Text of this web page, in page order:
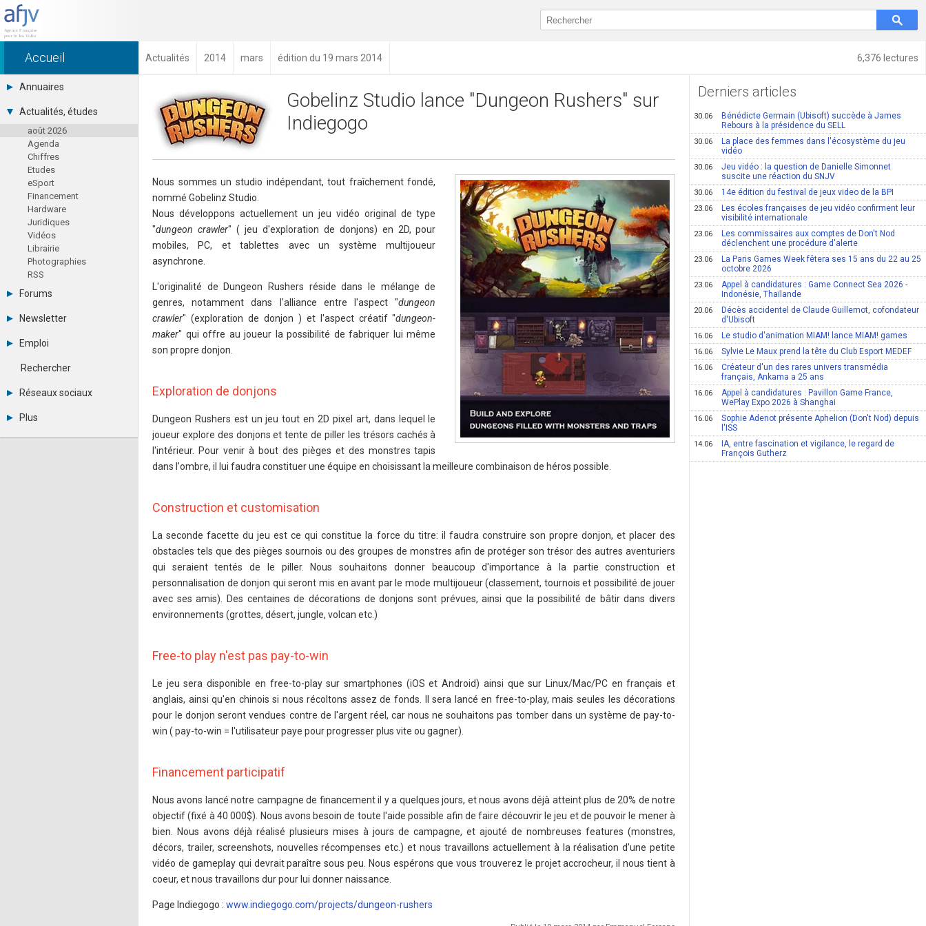
6,376 lectures
Accueil Actualités 2014 mars édition du 19 mars 2014
Annuaires
Toutes les sociétés (691)
Studios (418)
Editeurs (49)
Distributeurs (16)
Hard. / Accessoires (10)
Middlewares (15)
Prestataires (99)
Assoc. / Syndicats (21)
Formations / Ecoles (46)
Presse spécialisée (17)
Actualités, études
août 2026
Agenda
Chiffres
Etudes
eSport
Financement
Hardware
Juridiques
Vidéos
Librairie
Photographies
RSS
Forums
Tous les forums
Se connecter
Messages privés
Contacter un modérateur
Newsletter
Archives
Abonnement
Emploi
Consulter les annonces
Observatoire de l'emploi
Rechercher
Réseaux sociaux
LinkedIn
Plus
Annonceurs
Gobelinz Studio lance "Dungeon Rushers" sur
Indiegogo
Nous sommes un studio indépendant, tout fraîchement fondé,
nommé Gobelinz Studio.
Nous développons actuellement un jeu vidéo original de type
"dungeon crawler" ( jeu d'exploration de donjons) en 2D, pour
mobiles, PC, et tablettes avec un système multijoueur
asynchrone.
L'originalité de Dungeon Rushers réside dans le mélange de
genres, notamment dans l'alliance entre l'aspect "dungeon
crawler" (exploration de donjon ) et l'aspect créatif "dungeon-
maker" qui offre au joueur la possibilité de fabriquer lui même
son propre donjon.
Exploration de donjons
Dungeon Rushers est un jeu tout en 2D pixel art, dans lequel le
joueur explore des donjons et tente de piller les trésors cachés à
l'intérieur. Pour venir à bout des pièges et des monstres tapis
dans l'ombre, il lui faudra constituer une équipe en choisissant la meilleure combinaison de héros possible.
Construction et customisation
La seconde facette du jeu est ce qui constitue la force du titre: il faudra construire son propre donjon, et placer des
obstacles tels que des pièges sournois ou des groupes de monstres afin de protéger son trésor des autres aventuriers
qui seraient tentés de le piller. Nous souhaitons donner beaucoup d'importance à la partie construction et
personnalisation de donjon qui seront mis en avant par le mode multijoueur (classement, tournois et possibilité de jouer
avec ses amis). Des centaines de décorations de donjons sont prévues, ainsi que la possibilité de bâtir dans divers
environnements (grottes, désert, jungle, volcan etc.)
Free-to play n'est pas pay-to-win
Le jeu sera disponible en free-to-play sur smartphones (iOS et Android) ainsi que sur Linux/Mac/PC en français et
anglais, ainsi qu'en chinois si nous récoltons assez de fonds. Il sera lancé en free-to-play, mais seules les décorations
pour le donjon seront vendues contre de l'argent réel, car nous ne souhaitons pas tomber dans un système de pay-to-
win ( pay-to-win = l'utilisateur paye pour progresser plus vite ou gagner).
Financement participatif
Nous avons lancé notre campagne de financement il y a quelques jours, et nous avons déjà atteint plus de 20% de notre
objectif (fixé à 40 000$). Nous avons besoin de toute l'aide possible afin de faire découvrir le jeu et de pouvoir le mener à
bien. Nous avons déjà réalisé plusieurs mises à jours de campagne, et ajouté de nombreuses features (monstres,
décors, trailer, screenshots, nouvelles récompenses etc.) et nous travaillons actuellement à la réalisation d'une petite
vidéo de gameplay qui devrait paraître sous peu. Nous espérons que vous trouverez le projet accrocheur, il nous tient à
coeur, et nous travaillons dur pour lui donner naissance.
Page Indiegogo : www.indiegogo.com/projects/dungeon-rushers
Derniers articles
30.06
Bénédicte Germain (Ubisoft) succède à James
Rebours à la présidence du SELL
30.06
La place des femmes dans l'écosystème du jeu
vidéo
30.06
Jeu vidéo : la question de Danielle Simonnet
suscite une réaction du SNJV
30.06 14e édition du festival de jeux video de la BPI
23.06
Les écoles françaises de jeu vidéo confirment leur
visibilité internationale
23.06
Les commissaires aux comptes de Don't Nod
déclenchent une procédure d'alerte
23.06
La Paris Games Week fêtera ses 15 ans du 22 au 25
octobre 2026
23.06
Appel à candidatures : Game Connect Sea 2026 -
Indonésie, Thaïlande
20.06
Décès accidentel de Claude Guillemot, cofondateur
d'Ubisoft
16.06 Le studio d'animation MIAM! lance MIAM! games
16.06 Sylvie Le Maux prend la tête du Club Esport MEDEF
16.06
Créateur d'un des rares univers transmédia
français, Ankama a 25 ans
16.06
Appel à candidatures : Pavillon Game France,
WePlay Expo 2026 à Shanghai
16.06
Sophie Adenot présente Aphelion (Don't Nod) depuis
l'ISS
14.06
IA, entre fascination et vigilance, le regard de
François Gutherz